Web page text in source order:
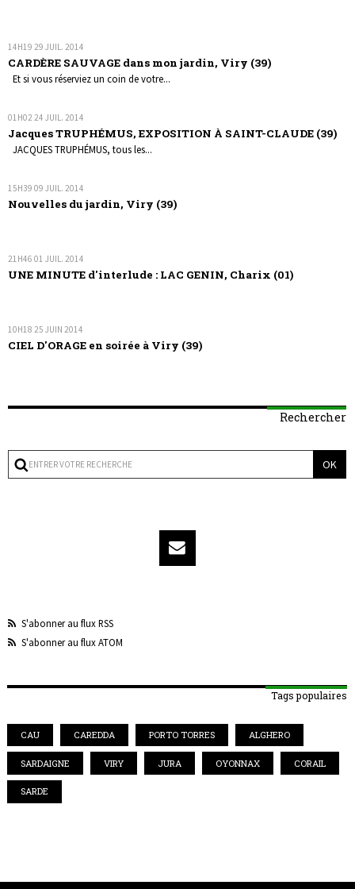
14H19 29 JUIL. 2014
CARDÈRE SAUVAGE dans mon jardin, Viry (39)
Et si vous réserviez un coin de votre...
01H0224 JUIL. 2014
Jacques TRUPHÉMUS, EXPOSITION À SAINT-CLAUDE (39)
JACQUES TRUPHÉMUS, tous les...
15H39 09 JUIL. 2014
Nouvelles du jardin, Viry (39)
21H46 01 JUIL. 2014
UNE MINUTE d'interlude : LAC GENIN, Charix (01)
10H18 25 JUIN 2014
CIEL D'ORAGE en soirée à Viry (39)
Rechercher
S'abonner au flux RSS
S'abonner au flux ATOM
Tags populaires
CAU CAREDDA PORTO TORRES ALGHERO
SARDAIGNE VIRY JURA OYONNAX CORAIL
SARDE